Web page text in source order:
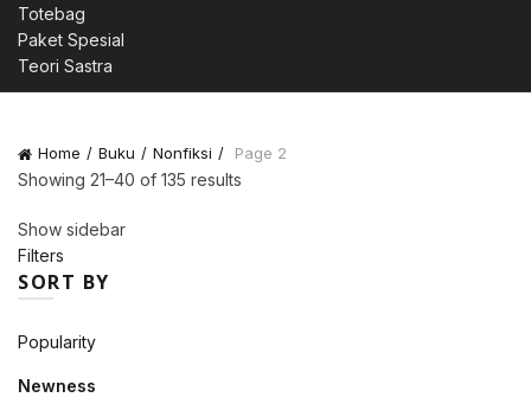
Totebag
Paket Spesial
Teori Sastra
Home Buku Nonfiksi Page 2
Showing 21–40 of 135 results
Show sidebar
Filters
SORT BY
Popularity
Newness